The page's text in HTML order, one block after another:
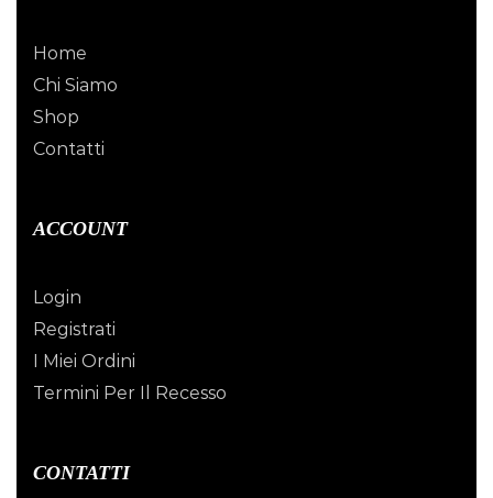
Home
Chi Siamo
Shop
Contatti
ACCOUNT
Login
Registrati
I Miei Ordini
Termini Per Il Recesso
CONTATTI